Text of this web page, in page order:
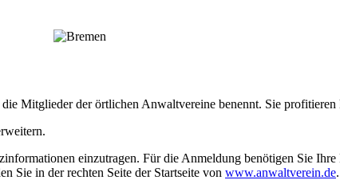
Mitglieder der örtlichen Anwaltvereine benennt. Sie
einzutragen. Für die Anmeldung benötigen Sie
Sie in der rechten Seite der Startseite von www.anwaltverein.de.